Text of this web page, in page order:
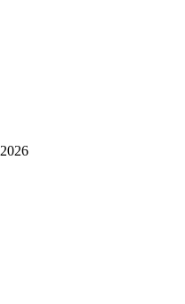
2026